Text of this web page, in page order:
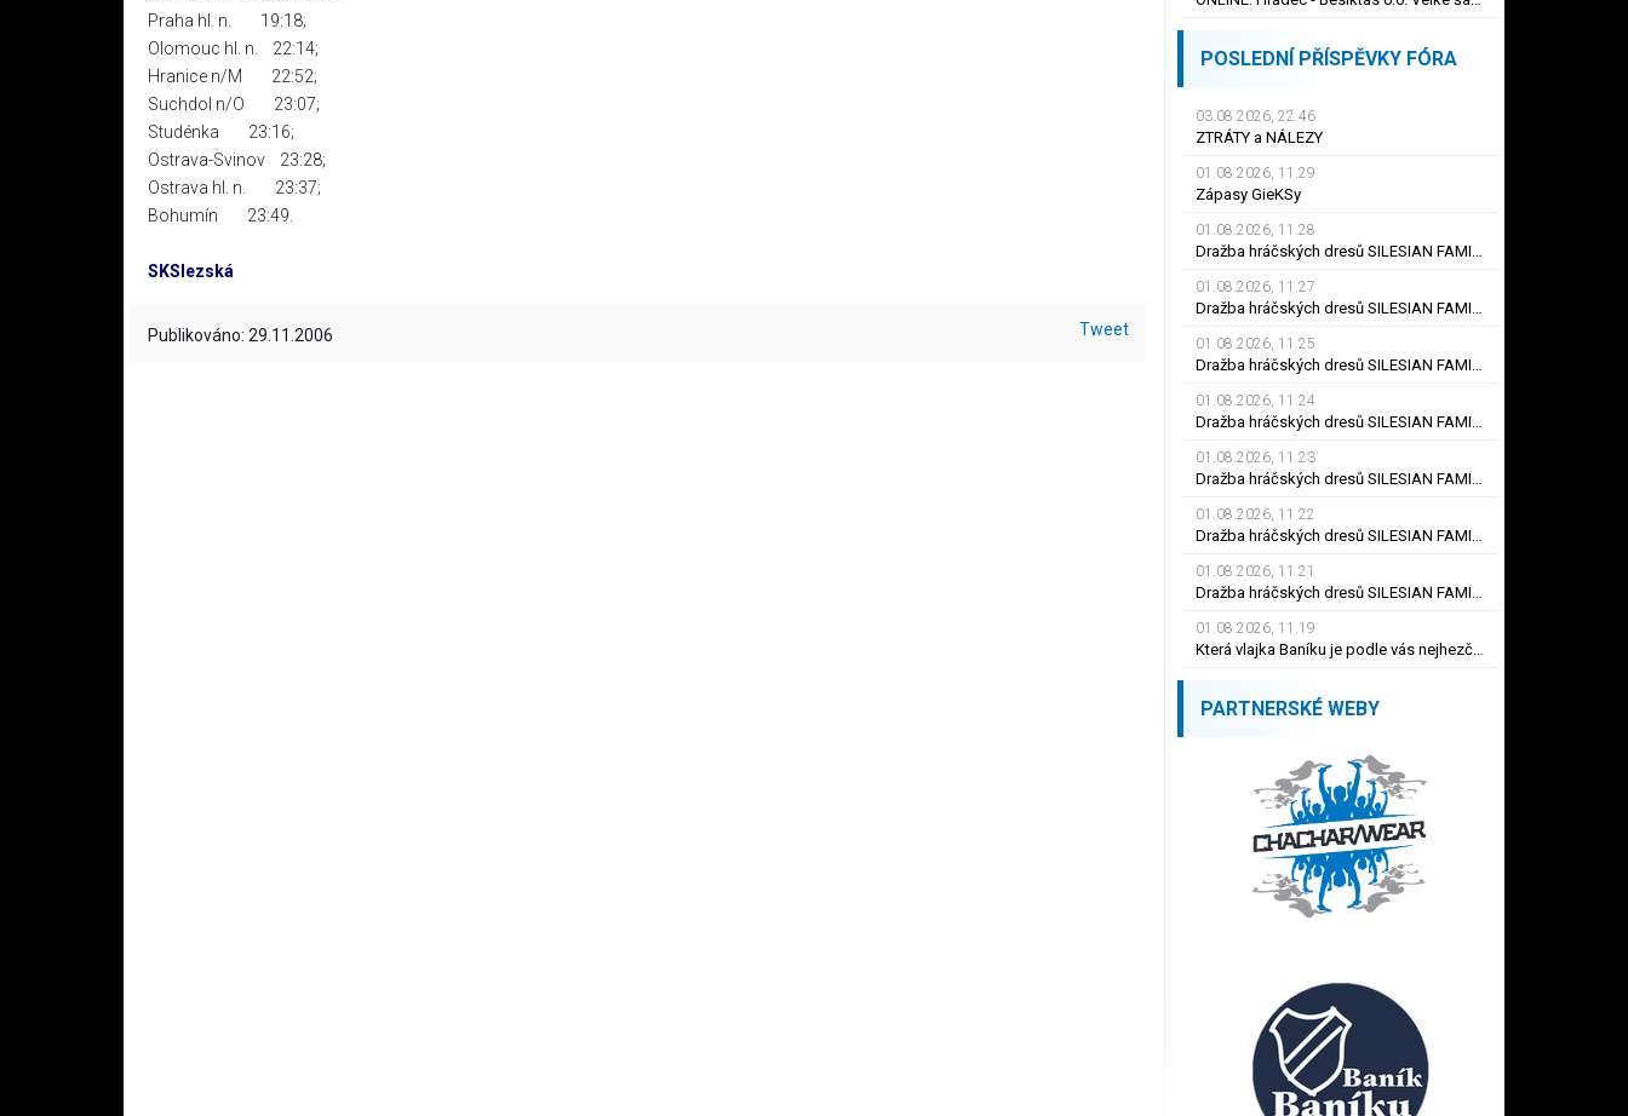
Praha hl. n. 19:18;
Olomouc hl. n. 22:14;
Hranice n/M 22:52;
Suchdol n/O 23:07;
Studénka 23:16;
Ostrava-Svinov 23:28;
Ostrava hl. n. 23:37;
Bohumín 23:49.
SKSlezská
Publikováno: 29.11.2006 Tweet
POSLEDNÍ PŘÍSPĚVKY FÓRA
03.08.2026, 22.46
ZTRÁTY a NÁLEZY
01.08.2026, 11.29
Zápasy GieKSy
01.08.2026, 11.28
Dražba hráčských dresů SILESIAN FAMILY - #25 Robert SADOWSKI
01.08.2026, 11.27
Dražba hráčských dresů SILESIAN FAMILY - #22
01.08.2026, 11.25
Dražba hráčských dresů SILESIAN FAMILY - #6
01.08.2026, 11.24
Dražba hráčských dresů SILESIAN FAMILY - #21 Jiří KLÍMA
01.08.2026, 11.23
Dražba hráčských dresů SILESIAN FAMILY - #19 Dyjan Carlos de AZEVEDO
01.08.2026, 11.22
Dražba hráčských dresů SILESIAN FAMILY - #5 Adam JÁNOŠ
01.08.2026, 11.21
Dražba hráčských dresů SILESIAN FAMILY - #1 Viktor BUDÍNSKÝ
01.08.2026, 11.19
Která vlajka Baníku je podle vás nejhezčí ?
PARTNERSKÉ WEBY